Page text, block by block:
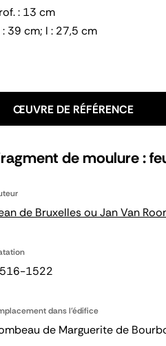
: 13 cm
: 39 cm; l : 27,5 cm
ŒUVRE DE RÉFÉRENCE
de moulure :
de Bruxelles ou Jan Van
1522
dans l'édifice
de Marguerite de